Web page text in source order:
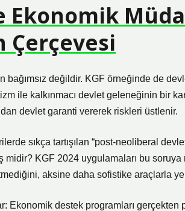
Ekonomik
Çerçevesi
bağımsız değildir. KGF örneğinde de
ile kalkınmacı devlet geleneğinin bir
devlet garanti vererek riskleri üstlenir.
sıkça tartışılan “post-neoliberal
midir? KGF 2024 uygulamaları bu
aksine daha sofistike araçlarla
Ekonomik destek programları gerçekten